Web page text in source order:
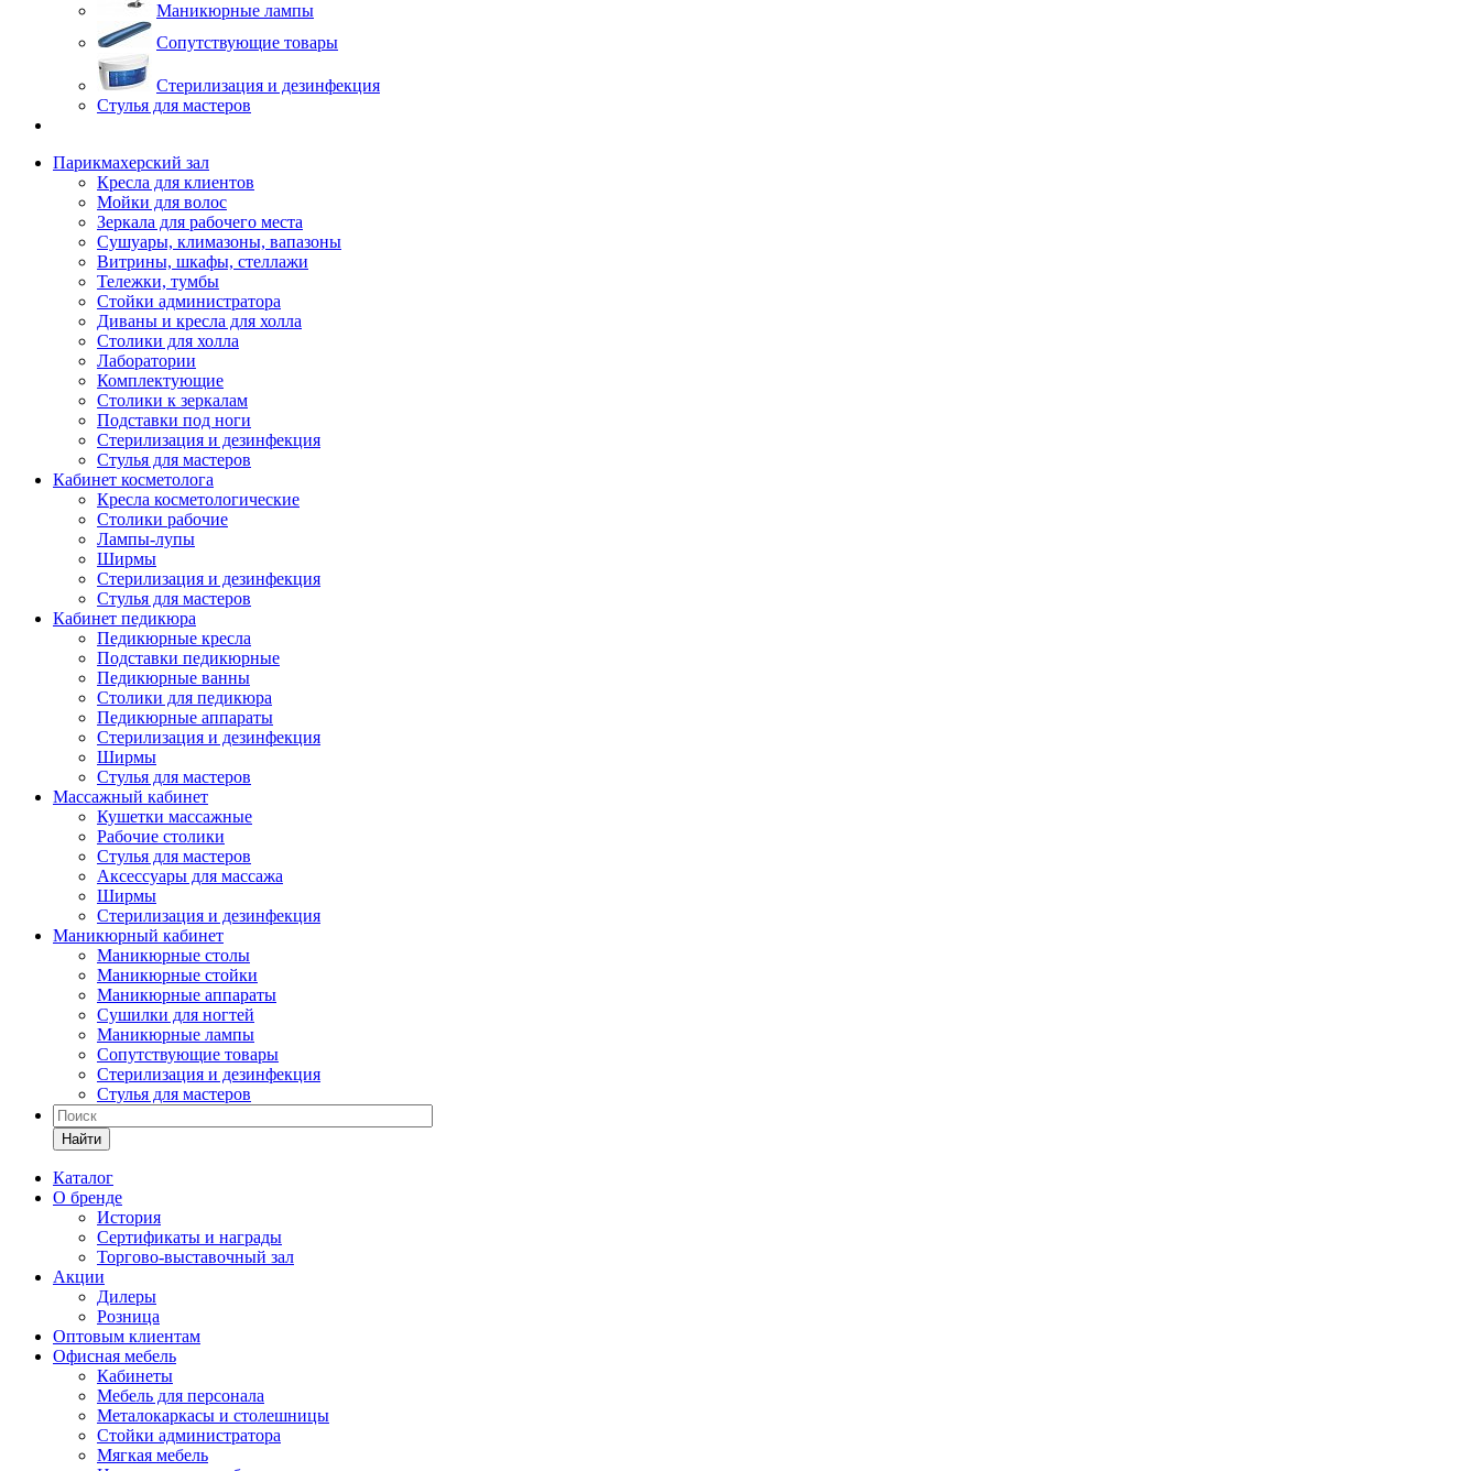
Маникюрные лампы
Сопутствующие товары
Стерилизация и дезинфекция
Стулья для мастеров
Парикмахерский зал
Кресла для клиентов
Мойки для волос
Зеркала для рабочего места
Сушуары, климазоны, вапазоны
Витрины, шкафы, стеллажи
Тележки, тумбы
Стойки администратора
Диваны и кресла для холла
Столики для холла
Лаборатории
Комплектующие
Столики к зеркалам
Подставки под ноги
Стерилизация и дезинфекция
Стулья для мастеров
Кабинет косметолога
Кресла косметологические
Столики рабочие
Лампы-лупы
Ширмы
Стерилизация и дезинфекция
Стулья для мастеров
Кабинет педикюра
Педикюрные кресла
Подставки педикюрные
Педикюрные ванны
Столики для педикюра
Педикюрные аппараты
Стерилизация и дезинфекция
Ширмы
Стулья для мастеров
Массажный кабинет
Кушетки массажные
Рабочие столики
Стулья для мастеров
Аксессуары для массажа
Ширмы
Стерилизация и дезинфекция
Маникюрный кабинет
Маникюрные столы
Маникюрные стойки
Маникюрные аппараты
Сушилки для ногтей
Маникюрные лампы
Сопутствующие товары
Стерилизация и дезинфекция
Стулья для мастеров
Найти
Каталог
О бренде
История
Сертификаты и награды
Торгово-выставочный зал
Акции
Дилеры
Розница
Оптовым клиентам
Офисная мебель
Кабинеты
Мебель для персонала
Металокаркасы и столешницы
Стойки администратора
Мягкая мебель